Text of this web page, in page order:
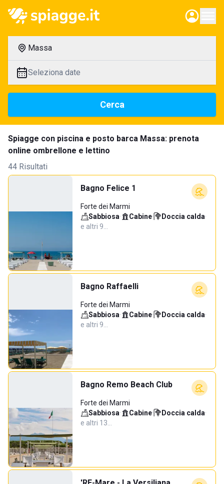
Massa
Seleziona date
Cerca
Spiagge con piscina e posto barca Massa: prenota
online ombrellone e lettino
44 Risultati
Bagno Felice 1
Forte dei Marmi
Sabbiosa· Cabine· Doccia calda·
e altri 9…
Bagno Raffaelli
Forte dei Marmi
Sabbiosa· Cabine· Doccia calda·
e altri 9…
Bagno Remo Beach Club
Forte dei Marmi
Sabbiosa· Cabine· Doccia calda·
e altri 13…